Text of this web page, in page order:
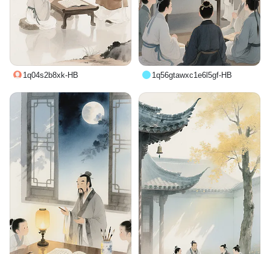
1q04s2b8xk-HB 1q56gtawxc1e6l5gf-HB